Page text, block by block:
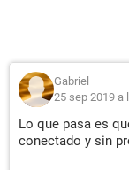
Gabriel
25 sep 2019 a
Lo que pasa es
conectado y sin